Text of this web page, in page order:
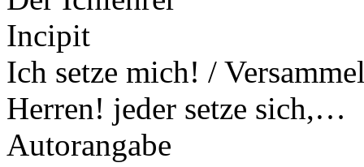
Incipit
Ich setze mich! /
Herren! jeder setze sich,…
Autorangabe